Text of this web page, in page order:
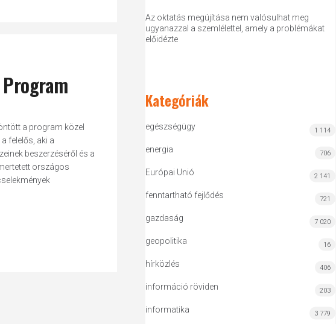
a program közel
felelős, aki a
beszerzéséről és a
országos
Az oktatás megújítása nem valósulhat meg
ugyanazzal a szemlélettel, amely a problémákat
előidézte
Kategóriák
egészségügy 1 114
energia 706
Európai Unió 2 141
fenntartható fejlődés 721
gazdaság 7 020
geopolitika 16
hírközlés 406
információ röviden 203
informatika 3 779